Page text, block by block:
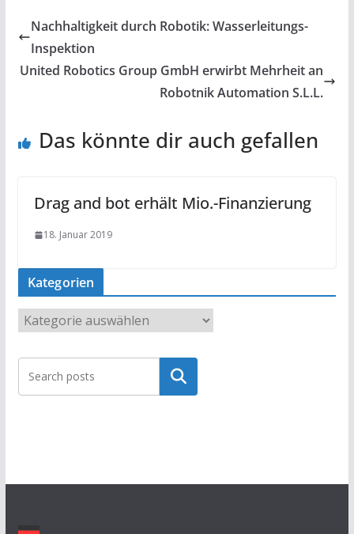
Nachhaltigkeit durch Robotik: Wasserleitungs-
Inspektion
United Robotics Group GmbH erwirbt Mehrheit an
Robotnik Automation S.L.L.
Das könnte dir auch gefallen
Drag and bot erhält Mio.-Finanzierung
18. Januar 2019
Kategorien
t
g
Suchen